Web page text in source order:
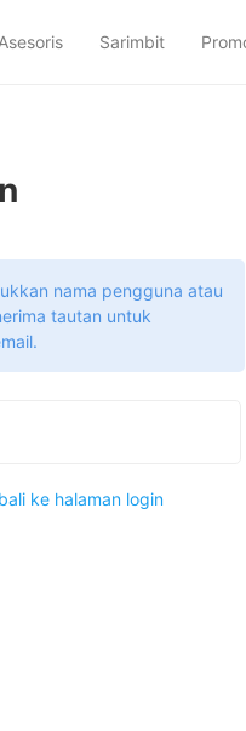
Asesoris Sarimbit
nama pengguna atau
tautan untuk
ke halaman login